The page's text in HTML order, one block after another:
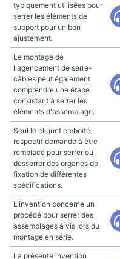
typiquement utilisées pour
serrer les éléments de
support pour un bon
ajustement.
Le montage de
l'agencement de serre-
câbles peut également
comprendre une étape
consistant à serrer les
éléments d'assemblage.
Seul le cliquet emboité
respectif demande à être
remplacé pour serrer ou
desserrer des organes de
fixation de différentes
spécifications.
L'invention concerne un
procédé pour serrer des
assemblages à vis lors du
montage en série.
La présente invention